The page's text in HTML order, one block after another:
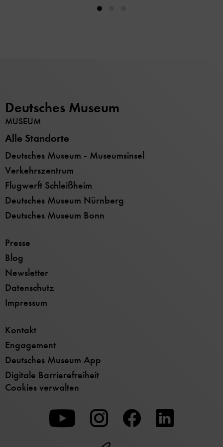
Deutsches Museum
MUSEUM
Alle Standorte
Deutsches Museum - Museumsinsel
Verkehrszentrum
Flugwerft Schleißheim
Deutsches Museum Nürnberg
Deutsches Museum Bonn
Presse
Blog
Newsletter
Datenschutz
Impressum
Kontakt
Engagement
Deutsches Museum App
Digitale Barrierefreiheit
Cookies verwalten
Zu
unserer
Youtube-
Zu
unserer
Instagram-
Zu
unserer